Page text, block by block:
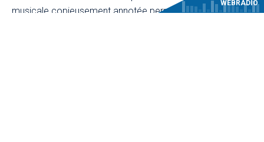
musicale copieusement annotée permet un travail
WEBRADIO